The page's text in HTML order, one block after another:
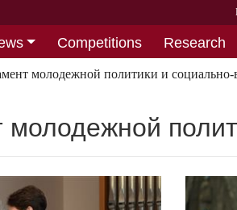
Competitions Research
молодежной политики и социально-